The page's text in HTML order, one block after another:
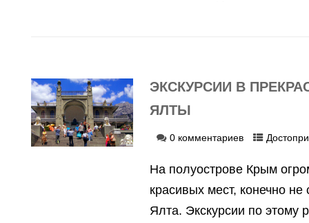
ЭКСКУРСИИ В
ЯЛТЫ
0 комментариев
На полуострове Крым
красивых мест, конечно
Ялта. Экскурсии по этому